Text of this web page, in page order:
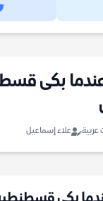
عندما بكى
عربية علاء إسماعيل